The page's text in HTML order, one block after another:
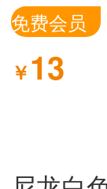
免费会员
￥13